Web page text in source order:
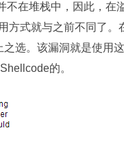
在堆栈中，因此，在
方式就与之前不同了
选。该漏洞就是使用
的。